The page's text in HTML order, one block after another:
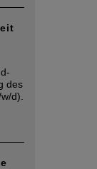
des
d).